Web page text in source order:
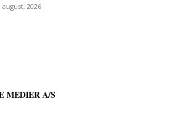
august, 2026
MEDIER A/S